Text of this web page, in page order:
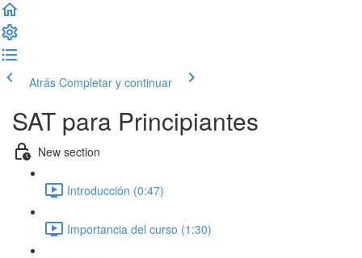
Atrás Completar y continuar
SAT para Principiantes
New section
Introducción (0:47)
Importancia del curso (1:30)